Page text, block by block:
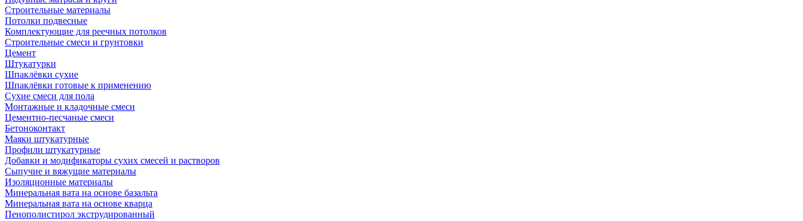
Строительные материалы
Потолки подвесные
Комплектующие для реечных потолков
Строительные смеси и грунтовки
Цемент
Штукатурки
Шпаклёвки сухие
Шпаклёвки готовые к применению
Сухие смеси для пола
Монтажные и кладочные смеси
Цементно-песчаные смеси
Бетоноконтакт
Маяки штукатурные
Профили штукатурные
Добавки и модификаторы сухих смесей и растворов
Сыпучие и вяжущие материалы
Изоляционные материалы
Минеральная вата на основе базальта
Минеральная вата на основе кварца
Пенополистирол экструдированный